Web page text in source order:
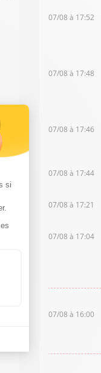
07/08 à 17:52
07/08 à 17:48
07/08 à 17:46
07/08 à 17:44
07/08 à 17:21
07/08 à 17:04
07/08 à 16:00